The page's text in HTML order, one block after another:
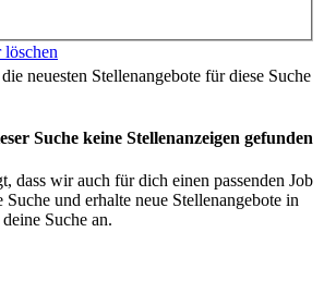
löschen
neuesten Stellenangebote für diese Suche
Suche keine Stellenanzeigen gefunden
dass wir auch für dich einen passenden Job
Suche und erhalte neue Stellenangebote in
Suche an.